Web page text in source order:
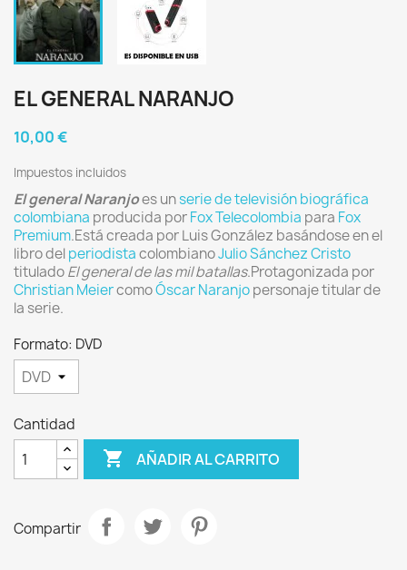
EL GENERAL NARANJO
10,00 €
Impuestos incluidos
El general Naranjoes unserie de televisiónbiográfica
colombiana producida porFox Telecolombia para Fox
Premium.Está creada por Luis González basándose en el
libro delperiodistacolombianoJulio Sánchez Cristo
tituladoEl general de las mil batallas.Protagonizada por
Christian MeiercomoÓscar Naranjopersonaje titular de
la serie.
Formato: DVD
Cantidad
 AÑADIR AL CARRITO
Compartir